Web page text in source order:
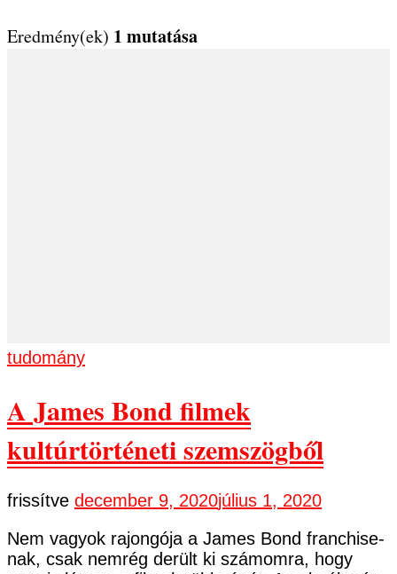
Eredmény(ek) 1 mutatása
tudomány
A James Bond filmek
kultúrtörténeti szemszögből
frissítve december 9, 2020július 1, 2020
Nem vagyok rajongója a James Bond franchise-
nak, csak nemrég derült ki számomra, hogy